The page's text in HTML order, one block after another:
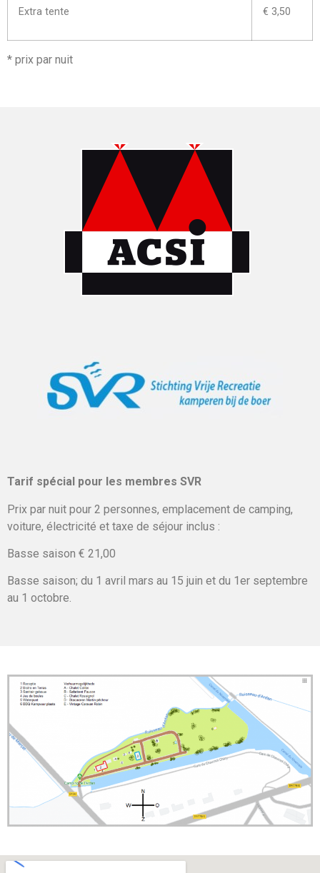
Extra tente € 3,50
* prix par nuit
Tarif spécial pour les membres SVR
Prix par nuit pour 2 personnes, emplacement de camping,
voiture, électricité et taxe de séjour inclus :
Basse saison € 21,00
Basse saison; du 1 avril mars au 15 juin et du 1er septembre
au 1 octobre.